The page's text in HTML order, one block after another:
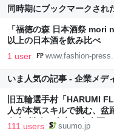
同時期にブックマークされ
「福徳の森 日本酒祭 mori
以上の日本酒を飲み比べ
1 user www.fashion-
いま人気の記事 - 企業メデ
旧五輪選手村「HARUMI
人が本気スキルで挑む、盆
向上”戦略 東京・中央区
111 users suumo.jp